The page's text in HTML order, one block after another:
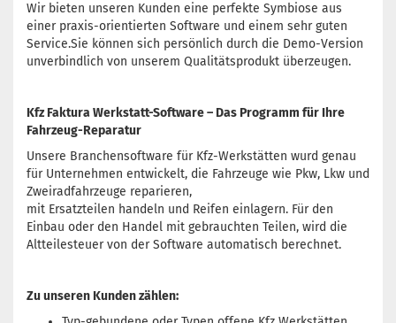
Wir bieten unseren Kunden eine perfekte Symbiose aus
einer praxis-orientierten Software und einem sehr guten
Service.Sie können sich persönlich durch die Demo-Version
unverbindlich von unserem Qualitätsprodukt überzeugen.
Kfz Faktura Werkstatt-Software – Das Programm für Ihre
Fahrzeug-Reparatur
Unsere Branchensoftware für Kfz-Werkstätten wurd genau
für Unternehmen entwickelt, die Fahrzeuge wie Pkw, Lkw und
Zweiradfahrzeuge reparieren,
mit Ersatzteilen handeln und Reifen einlagern. Für den
Einbau oder den Handel mit gebrauchten Teilen, wird die
Altteilesteuer von der Software automatisch berechnet.
Zu unseren Kunden zählen: